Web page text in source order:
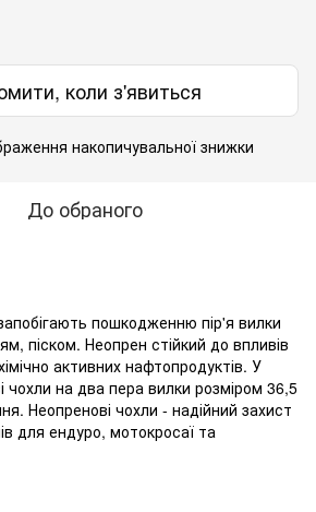
коли з'явиться
накопичувальної знижки
До обраного
пошкодженню пір'я вилки
піском. Неопрен стійкий до впливів
активних нафтопродуктів. У
чохли на два пера вилки розміром 36,5
Неопренові чохли - надійний захист
для ендуро, мотокросаї та